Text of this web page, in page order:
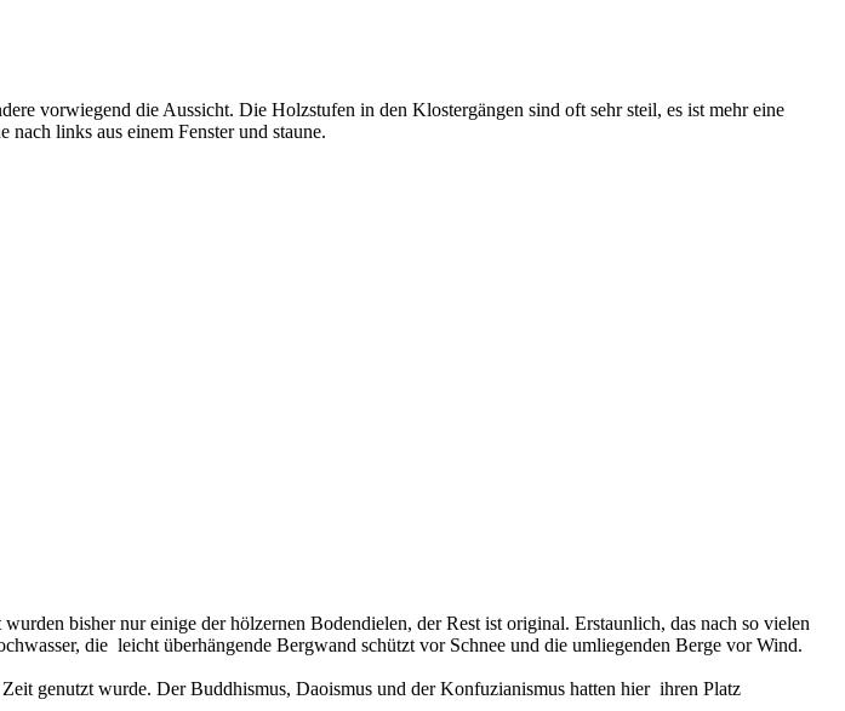
vorwiegend die Aussicht. Die Holzstufen in den Klostergängen sind oft sehr steil, es ist mehr eine
links aus einem Fenster und staune.
bisher nur einige der hölzernen Bodendielen, der Rest ist original. Erstaunlich, das nach so vielen
die leicht überhängende Bergwand schützt vor Schnee und die umliegenden Berge vor Wind.
genutzt wurde. Der Buddhismus, Daoismus und der Konfuzianismus hatten hier ihren Platz